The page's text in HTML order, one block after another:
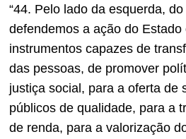
“44. Pelo lado da esquerda, do
defendemos a ação do Estado
instrumentos capazes de
das pessoas, de promover
justiça social, para a oferta de
públicos de qualidade, para a
de renda, para a valorização